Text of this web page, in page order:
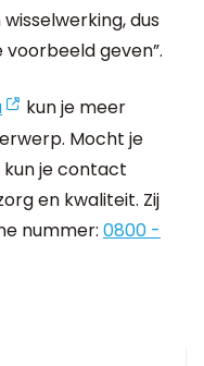
dus
geven”.
kun je meer
Mocht je
je contact
en kwaliteit. Zij
nummer: 0800 -